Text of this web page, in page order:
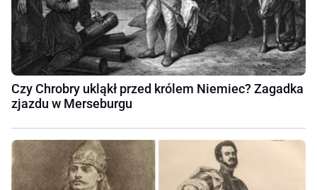
Czy Chrobry ukląkł przed królem Niemiec? Zagadka
zjazdu w Merseburgu